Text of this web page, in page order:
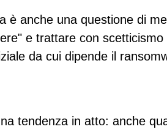
è anche una questione di
e trattare con
da cui dipende il
tendenza in atto: anche